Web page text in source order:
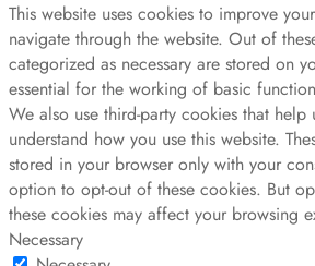
This website uses cookies to improve
navigate through the website. Out of
categorized as necessary are stored on
essential for the working of basic
We also use third-party cookies that help
understand how you use this website.
stored in your browser only with your
option to opt-out of these cookies. But
these cookies may affect your browsing
Necessary